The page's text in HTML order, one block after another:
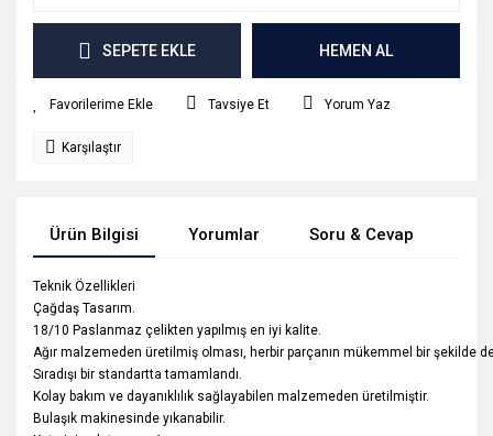
SEPETE EKLE HEMEN AL
Tavsiye Et Yorum Yaz
Karşılaştır
Ürün Bilgisi Yorumlar Soru & Cevap
Teknik Özellikleri
Çağdaş Tasarım.
18/10 Paslanmaz çelikten yapılmış en iyi kalite.
Ağır malzemeden üretilmiş olması, herbir parçanın mükemmel bir şekilde
Sıradışı bir standartta tamamlandı.
Kolay bakım ve dayanıklılık sağlayabilen malzemeden üretilmiştir.
Bulaşık makinesinde yıkanabilir.